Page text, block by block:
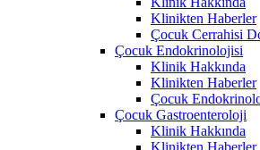
Klinikten Haberler
Çocuk Cerrahisi
Çocuk Endokrinolojisi
Klinik Hakkında
Klinikten Haberler
Çocuk
Çocuk Gastroenteroloji
Klinik Hakkında
Klinikten Haberler